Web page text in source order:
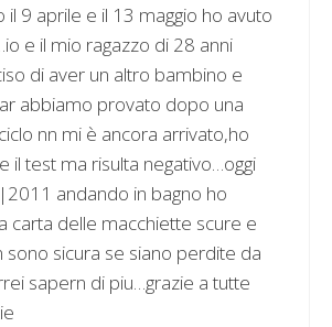
il 9 aprile e il 13 maggio ho avuto
e il mio ragazzo di 28 anni
di aver un altro bambino e
abbiamo provato dopo una
nn mi è ancora arrivato,ho
il test ma risulta negativo…oggi
andando in bagno ho
carta delle macchiette scure e
sicura se siano perdite da
sapern di piu…grazie a tutte